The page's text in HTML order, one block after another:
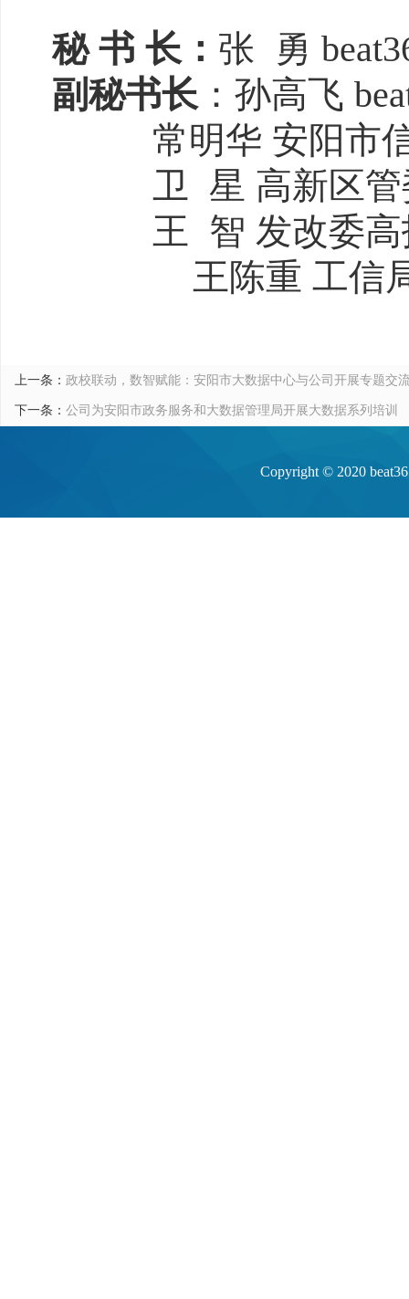
秘 书 长： 张 勇
副秘书长：孙高飞
常明华 安阳市
卫 星 高新区
王 智 发改委
王陈重 工信
上一条： 政校联动，数智赋能：安阳市大数据中心与公司开展专题交
下一条： 公司为安阳市政务服务和大数据管理局开展大数据系列培训
Copyright © 2020